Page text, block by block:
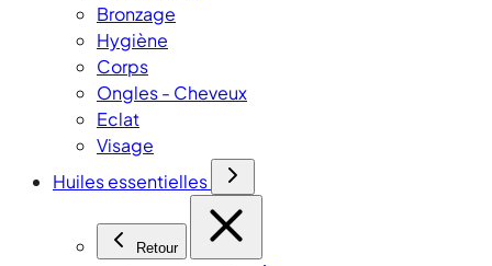
Bronzage
Hygiène
Corps
Ongles - Cheveux
Eclat
Visage
Huiles essentielles
Retour